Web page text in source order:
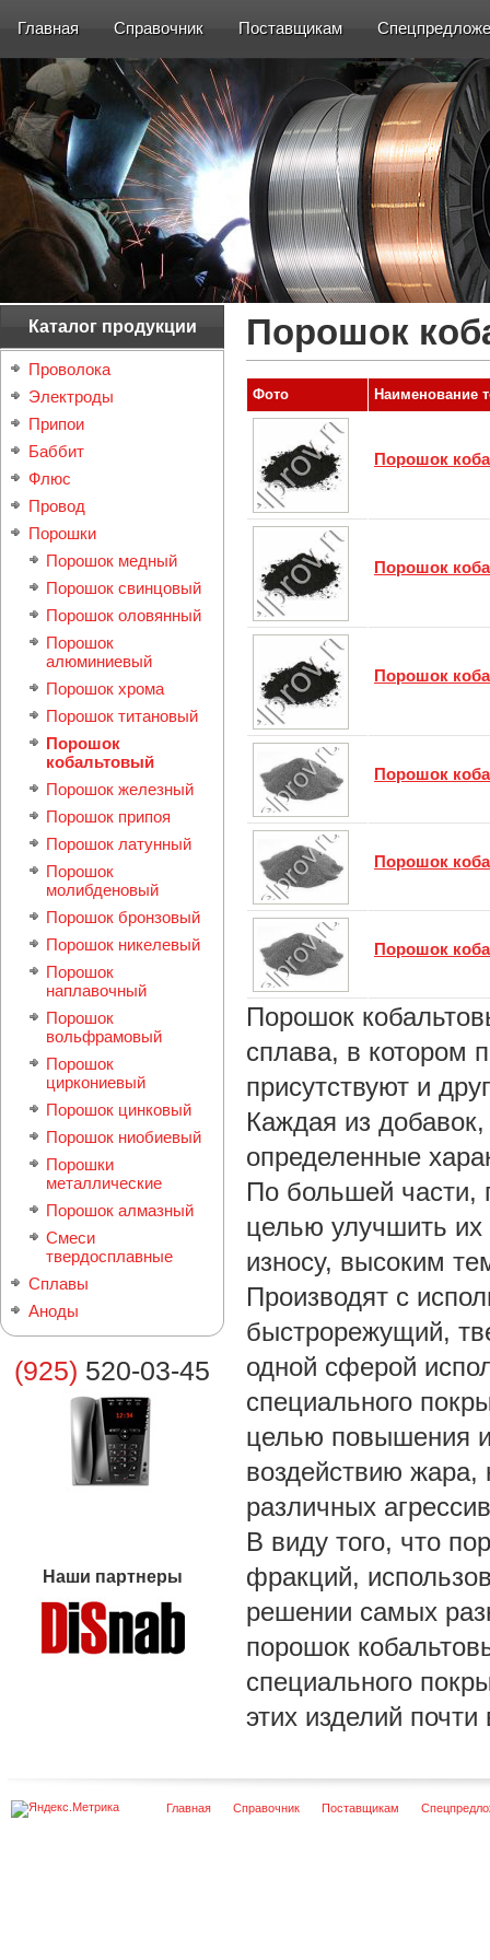
Главная Справочник Поставщикам
Каталог продукции
Проволока
Электроды
Припои
Баббит
Флюс
Провод
Порошки
Порошок медный
Порошок свинцовый
Порошок оловянный
Порошок
алюминиевый
Порошок хрома
Порошок титановый
Порошок
кобальтовый
Порошок железный
Порошок припоя
Порошок латунный
Порошок
молибденовый
Порошок бронзовый
Порошок никелевый
Порошок
наплавочный
Порошок
вольфрамовый
Порошок
циркониевый
Порошок цинковый
Порошок ниобиевый
Порошки
металлические
Порошок алмазный
Смеси
твердосплавные
Сплавы
Аноды
(925) 520-03-45
Наши партнеры
Порошок
Фото Наименование
Порошок
Порошок
Порошок
Порошок
Порошок
Порошок
Порошок
сплава, в котором
присутствуют и
Каждая из
определенные
По большей части,
целью улучшить их
износу, высоким
Производят с
быстрорежущий,
одной сферой
специального
целью повышения
воздействию жара,
различных
В виду того, что
фракций,
решении самых
порошок
специального
этих изделий почти
Главная Справочник Поставщикам